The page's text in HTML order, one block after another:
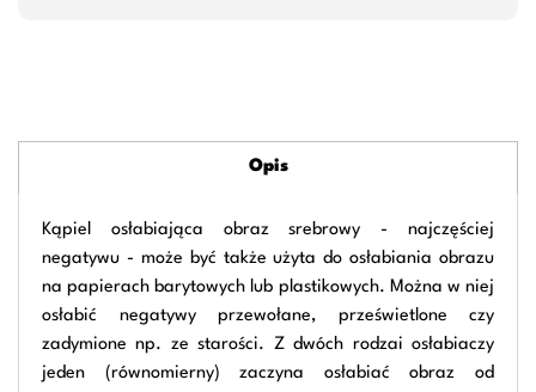
Opis
Kąpiel osłabiająca obraz srebrowy - najczęściej
negatywu - może być także użyta do osłabiania obrazu
na papierach barytowych lub plastikowych. Można w niej
osłabić negatywy przewołane, prześwietlone czy
zadymione np. ze starości. Z dwóch rodzai osłabiaczy
jeden (równomierny) zaczyna osłabiać obraz od